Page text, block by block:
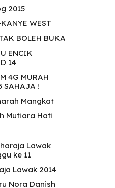
2015
WEST
BOLEH BUKA
ENCIK
14
4G MURAH
SAHAJA !
Mangkat
Mutiara Hati
Lawak
ke 11
Lawak 2014
Nora Danish